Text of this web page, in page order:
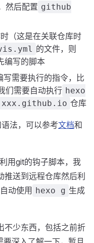
然后配置 github
（这是在关联仓库时
的文件，则
编写的脚本
写需要执行的指令，比
们需要自动执行 hexo
xxx.github.io 仓库
法，可以参考文档和
用git的钩子脚本，我
送到远程仓库然后利
动使用 hexo g 生成
不少东西，包括之前折